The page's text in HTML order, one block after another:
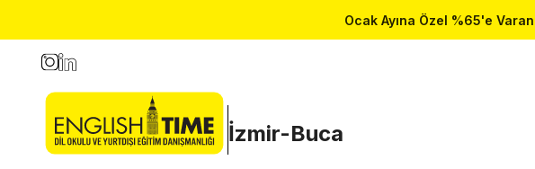
Ocak Ayına Özel %65'e
İzmir-Buca